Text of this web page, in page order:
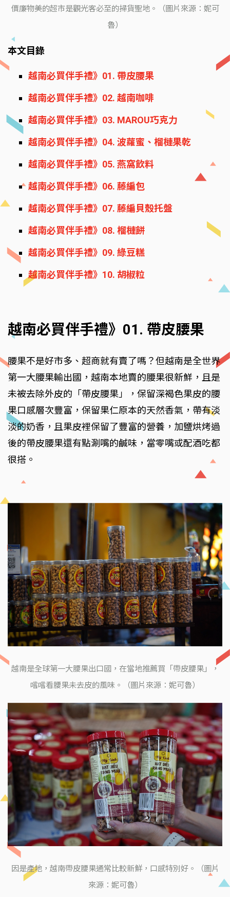
價廉物美的超市是觀光客必至的掃貨聖地。（圖片來源：妮可
魯）
本文目錄
越南必買伴手禮》01. 帶皮腰果
越南必買伴手禮》02. 越南咖啡
越南必買伴手禮》03. MAROU巧克力
越南必買伴手禮》04. 波蘿蜜、榴槤果乾
越南必買伴手禮》05. 燕窩飲料
越南必買伴手禮》06. 藤編包
越南必買伴手禮》07. 藤編貝殼托盤
越南必買伴手禮》08. 榴槤餅
越南必買伴手禮》09. 綠豆糕
越南必買伴手禮》10. 胡椒粒
越南必買伴手禮》01. 帶皮腰果
腰果不是好市多、超商就有賣了嗎？但越南是全世界
第一大腰果輸出國，越南本地賣的腰果很新鮮，且是
未被去除外皮的「帶皮腰果」，保留深褐色果皮的腰
果口感層次豐富，保留果仁原本的天然香氣，帶有淡
淡的奶香，且果皮裡保留了豐富的營養，加鹽烘烤過
後的帶皮腰果還有點涮嘴的鹹味，當零嘴或配酒吃都
很搭。
越南是全球第一大腰果出口國，在當地推薦買「帶皮腰果」，
嚐嚐看腰果未去皮的風味。（圖片來源：妮可魯）
因是產地，越南帶皮腰果通常比較新鮮，口感特別好。（圖片
來源：妮可魯）